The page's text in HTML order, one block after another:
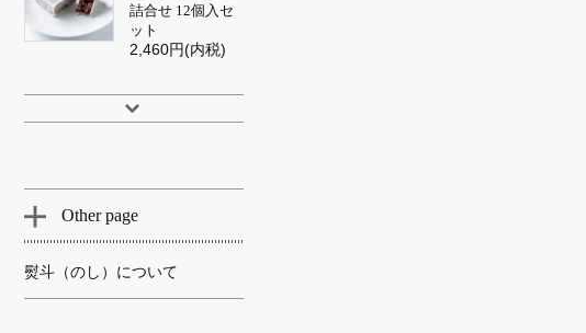
詰合せ 12個入セ
ット
2,460円(内税)
Other page
熨斗（のし）について